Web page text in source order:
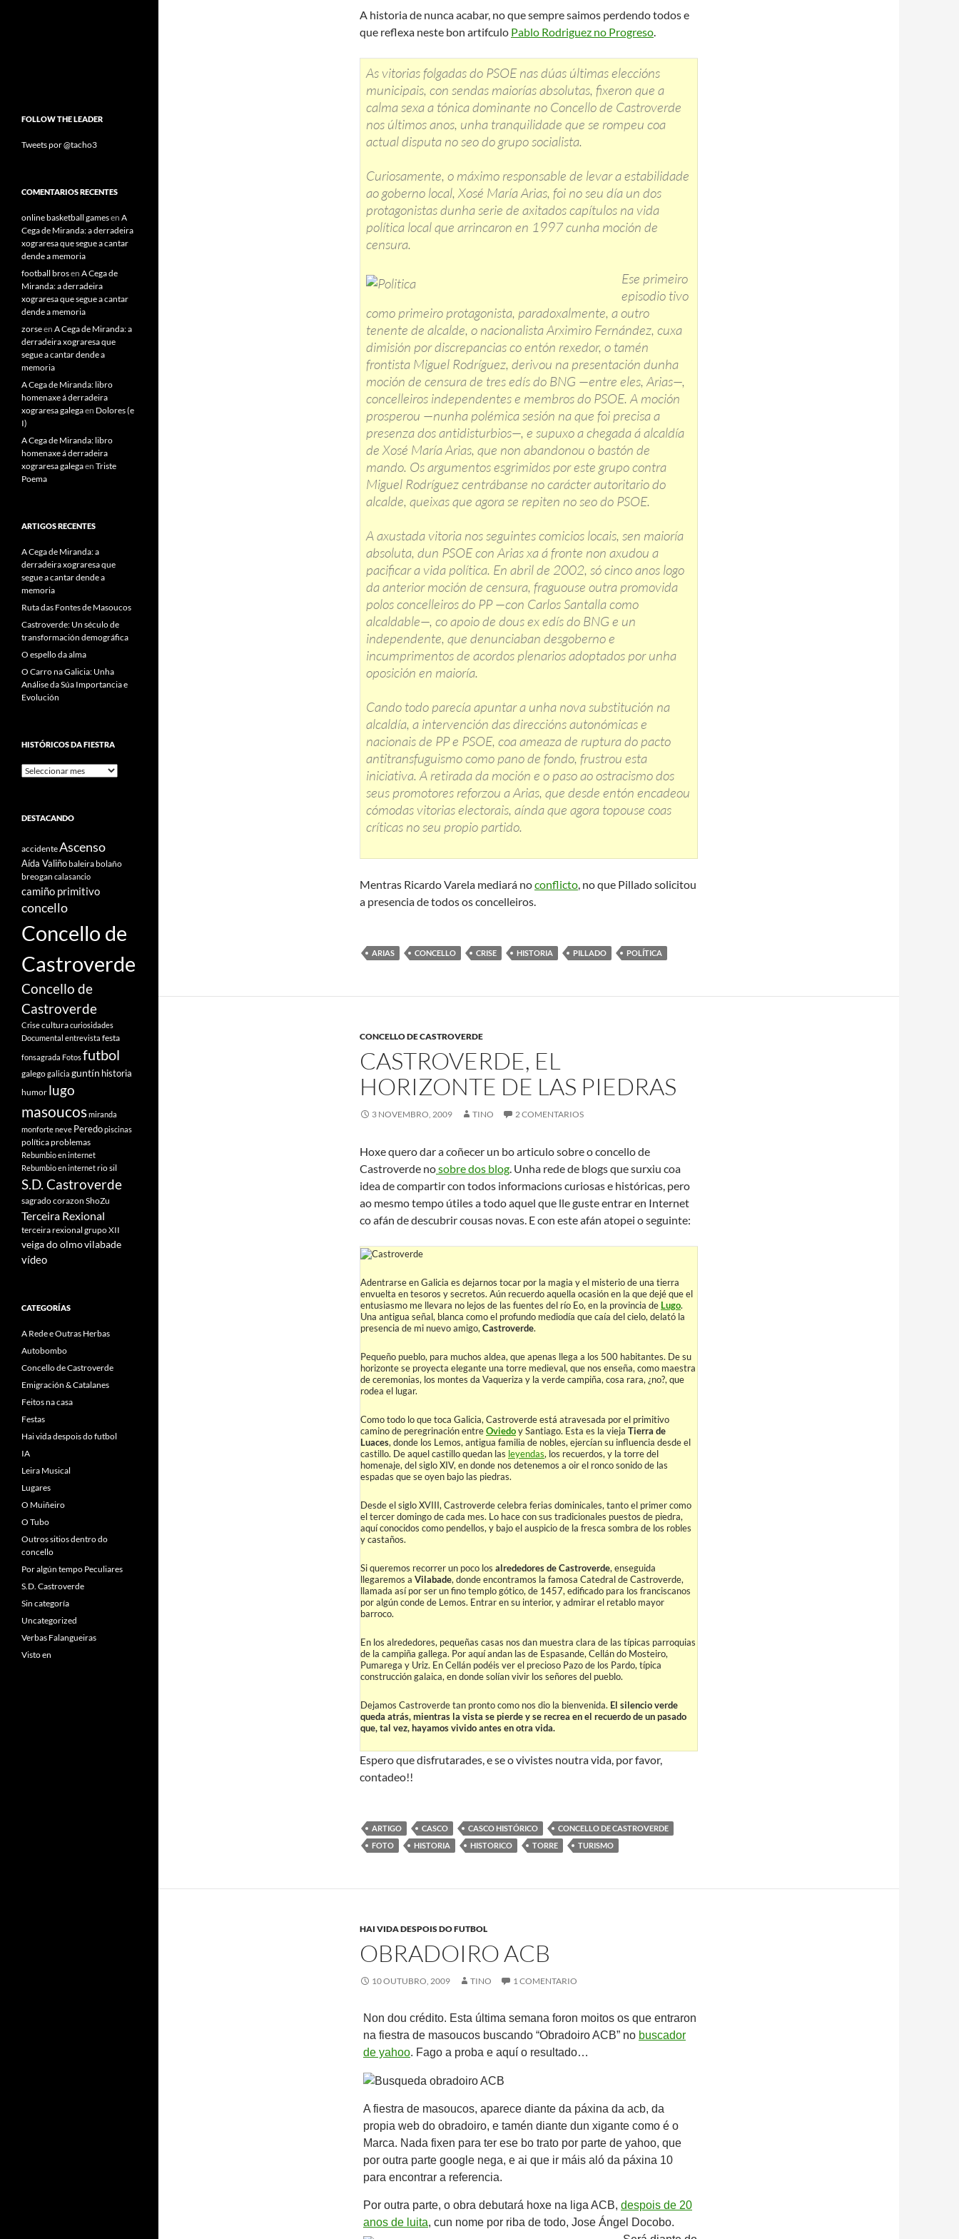
A historia de nunca acabar, no que sempre saimos perdendo todos e
que reflexa neste bon artifculo Pablo Rodriguez no Progreso.
As vitorias folgadas do PSOE nas dúas últimas eleccións
municipais, con sendas maiorías absolutas, fixeron que a
calma sexa a tónica dominante no Concello de Castroverde
nos últimos anos, unha tranquilidade que se rompeu coa
actual disputa no seo do grupo socialista.
Curiosamente, o máximo responsable de levar a estabilidade
ao goberno local, Xosé María Arias, foi no seu día un dos
protagonistas dunha serie de axitados capítulos na vida
política local que arrincaron en 1997 cunha moción de
censura.
Ese primeiro
episodio tivo
como primeiro protagonista, paradoxalmente, a outro
tenente de alcalde, o nacionalista Arximiro Fernández, cuxa
dimisión por discrepancias co entón rexedor, o tamén
frontista Miguel Rodríguez, derivou na presentación dunha
moción de censura de tres edís do BNG —entre eles, Arias—,
concelleiros independentes e membros do PSOE. A moción
prosperou —nunha polémica sesión na que foi precisa a
presenza dos antidisturbios—, e supuxo a chegada á alcaldía
de Xosé María Arias, que non abandonou o bastón de
mando. Os argumentos esgrimidos por este grupo contra
Miguel Rodríguez centrábanse no carácter autoritario do
alcalde, queixas que agora se repiten no seo do PSOE.
A axustada vitoria nos seguintes comicios locais, sen maioría
absoluta, dun PSOE con Arias xa á fronte non axudou a
pacificar a vida política. En abril de 2002, só cinco anos logo
da anterior moción de censura, fraguouse outra promovida
polos concelleiros do PP —con Carlos Santalla como
alcaldable—, co apoio de dous ex edís do BNG e un
independente, que denunciaban desgoberno e
incumprimentos de acordos plenarios adoptados por unha
oposición en maioría.
Cando todo parecía apuntar a unha nova substitución na
alcaldía, a intervención das direccións autonómicas e
nacionais de PP e PSOE, coa ameaza de ruptura do pacto
antitransfuguismo como pano de fondo, frustrou esta
iniciativa. A retirada da moción e o paso ao ostracismo dos
seus promotores reforzou a Arias, que desde entón encadeou
cómodas vitorias electorais, aínda que agora topouse coas
críticas no seu propio partido.
Mentras Ricardo Varela mediará noconflicto, no que Pillado solicitou
a presencia de todos os concelleiros.
ARIAS CONCELLO CRISE HISTORIA PILLADO POLÍTICA
CONCELLO DE CASTROVERDE
CASTROVERDE, EL
HORIZONTE DE LAS PIEDRAS
3 NOVEMBRO, 2009 TINO 2 COMENTARIOS
Hoxe quero dar a coñecer un bo articulo sobre o concello de
Castroverde nosobre dos blog. Unha rede de blogs que surxiu coa
idea de compartir con todos informacions curiosas e históricas, pero
ao mesmo tempo útiles a todo aquel que lle guste entrar en Internet
co afán de descubrir cousas novas. E con este afán atopei o seguinte:
Adentrarse en Galicia es dejarnos tocar por la magia y el misterio de una tierra
envuelta en tesoros y secretos. Aún recuerdo aquella ocasión en la que dejé que el
entusiasmo me llevara no lejos de las fuentes del río Eo, en la provincia de Lugo.
Una antigua señal, blanca como el profundo mediodía que caía del cielo, delató la
presencia de mi nuevo amigo, Castroverde.
Pequeño pueblo, para muchos aldea, que apenas llega a los 500 habitantes. De su
horizonte se proyecta elegante una torre medieval, que nos enseña, como maestra
de ceremonias, los montes da Vaqueriza y la verde campiña, cosa rara, ¿no?, que
rodea el lugar.
Como todo lo que toca Galicia, Castroverde está atravesada por el primitivo
camino de peregrinación entreOviedoy Santiago. Esta es la vieja Tierra de
Luaces, donde los Lemos, antigua familia de nobles, ejercían su influencia desde el
castillo. De aquel castillo quedan las leyendas, los recuerdos, y la torre del
homenaje, del siglo XIV, en donde nos detenemos a oir el ronco sonido de las
espadas que se oyen bajo las piedras.
Desde el siglo XVIII, Castroverde celebra ferias dominicales, tanto el primer como
el tercer domingo de cada mes. Lo hace con sus tradicionales puestos de piedra,
aquí conocidos como pendellos, y bajo el auspicio de la fresca sombra de los robles
y castaños.
Si queremos recorrer un poco los alrededores de Castroverde, enseguida
llegaremos a Vilabade, donde encontramos la famosa Catedral de Castroverde,
llamada así por ser un fino templo gótico, de 1457, edificado para los franciscanos
por algún conde de Lemos. Entrar en su interior, y admirar el retablo mayor
barroco.
En los alrededores, pequeñas casas nos dan muestra clara de las típicas parroquias
de la campiña gallega. Por aquí andan las de Espasande, Cellán do Mosteiro,
Pumarega y Uriz. En Cellán podéis ver el precioso Pazo de los Pardo, típica
construcción galaica, en donde solían vivir los señores del pueblo.
Dejamos Castroverde tan pronto como nos dio la bienvenida. El silencio verde
queda atrás, mientras la vista se pierde y se recrea en el recuerdo de un pasado
que, tal vez, hayamos vivido antes en otra vida.
Espero que disfrutarades, e se o vivistes noutra vida, por favor,
contadeo!!
ARTIGO CASCO CASCO HISTÓRICO
CONCELLO DE CASTROVERDE
FOTO
HISTORIA HISTORICO TORRE TURISMO
HAI VIDA DESPOIS DO FUTBOL
OBRADOIRO ACB
10 OUTUBRO, 2009 TINO 1 COMENTARIO
Non dou crédito. Esta última semana foron moitos os que entraron
na fiestra de masoucos buscando “Obradoiro ACB” no buscador
de yahoo. Fago a proba e aquí o resultado…
A fiestra de masoucos, aparece diante da páxina da acb, da
propia web do obradoiro, e tamén diante dun xigante como é o
Marca. Nada fixen para ter ese bo trato por parte de yahoo, que
por outra parte google nega, e ai que ir máis aló da páxina 10
para encontrar a referencia.
Por outra parte, o obra debutará hoxe na liga ACB, despois de 20
anos de luita, cun nome por riba de todo, Jose Ángel Docobo.
FOLLOW THE LEADER
Tweets por @tacho3
COMENTARIOS RECENTES
online basketball gamesen A
Cega de Miranda: a derradeira
xograresa que segue a cantar
dende a memoria
football brosen A Cega de
Miranda: a derradeira
xograresa que segue a cantar
dende a memoria
zorseen A Cega de Miranda: a
derradeira xograresa que
segue a cantar dende a
memoria
A Cega de Miranda: libro
homenaxe á derradeira
xograresa galegaen Dolores (e
I)
A Cega de Miranda: libro
homenaxe á derradeira
xograresa galegaen Triste
Poema
ARTIGOS RECENTES
A Cega de Miranda: a
derradeira xograresa que
segue a cantar dende a
memoria
Ruta das Fontes de Masoucos
Castroverde: Un século de
transformación demográfica
O espello da alma
O Carro na Galicia: Unha
Análise da Súa Importancia e
Evolución
HISTÓRICOS DA FIESTRA
Históricos
DESTACANDO
accidenteAscenso
Aída Valiñobaleirabolaño
breogan calasancio
camiño primitivo
concello
Concello de
Castroverde
Concello de
Castroverde
Criseculturacuriosidades
Documental entrevista festa
fonsagrada Fotosfutbol
galegogalicia guntín historia
humor lugo
masoucosmiranda
monforteneve Peredopiscinas
políticaproblemas
Rebumbio en internet
Rebumbio en internetrio sil
S.D. Castroverde
sagrado corazon ShoZu
Terceira Rexional
terceira rexional grupo XII
veiga do olmovilabade
vídeo
CATEGORÍAS
A Rede e Outras Herbas
Autobombo
Concello de Castroverde
Emigración & Catalanes
Feitos na casa
Festas
Hai vida despois do futbol
IA
Leira Musical
Lugares
O Muiñeiro
O Tubo
Outros sitios dentro do
concello
Por algún tempo Peculiares
S.D. Castroverde
Sin categoría
Uncategorized
Verbas Falangueiras
Visto en